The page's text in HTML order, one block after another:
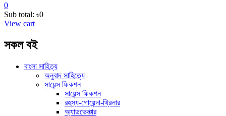
0
Sub total: ৳0
View cart
সকল বই
বাংলা সাহিত্য
অনুবাদ সাহিত্যে
সায়েন্স ফিকশন
সায়েন্স ফিকশন
রহস্য-গোয়েন্দা-থ্রিলার
অ্যাডভেঞ্চার